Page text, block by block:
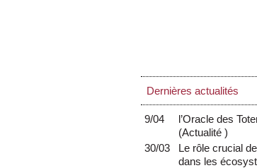
Dernières actualités
9/04
l’Oracle des
(Actualité)
30/03
Le rôle crucial
dans les